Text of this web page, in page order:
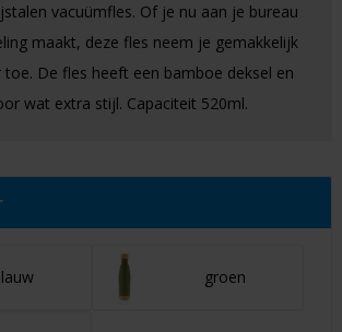
vacuümfles. Of je nu aan je bureau
maakt, deze fles neem je gemakkelijk
toe. De fles heeft een bamboe deksel en
wat extra stijl. Capaciteit 520ml.
groen